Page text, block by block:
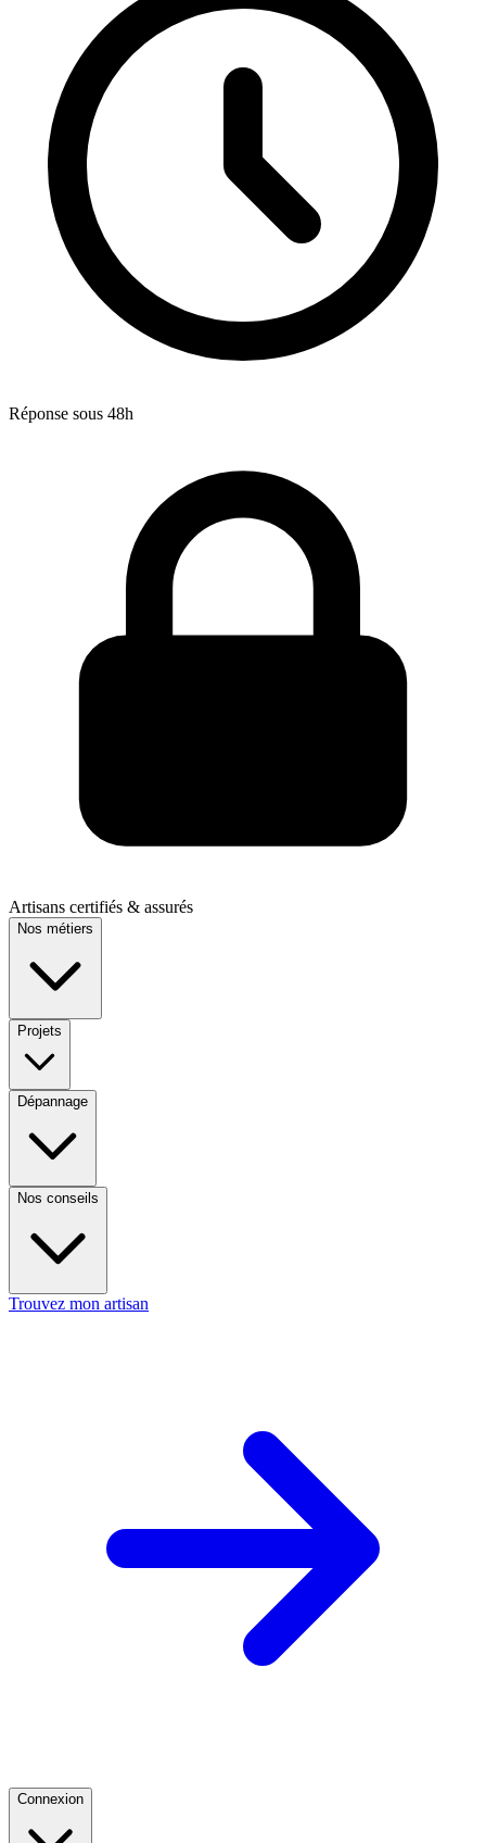
Réponse sous 48h
Artisans certifiés & assurés
Nos métiers
Projets
Dépannage
Nos conseils
Trouvez mon artisan
Connexion